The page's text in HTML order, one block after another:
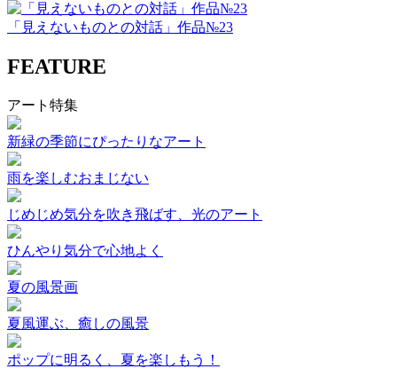
「見えないものとの対話」作品№23
FEATURE
アート特集
新緑の季節にぴったりなアート
雨を楽しむおまじない
じめじめ気分を吹き飛ばす、光のアート
ひんやり気分で心地よく
夏の風景画
夏風運ぶ、癒しの風景
ポップに明るく、夏を楽しもう！